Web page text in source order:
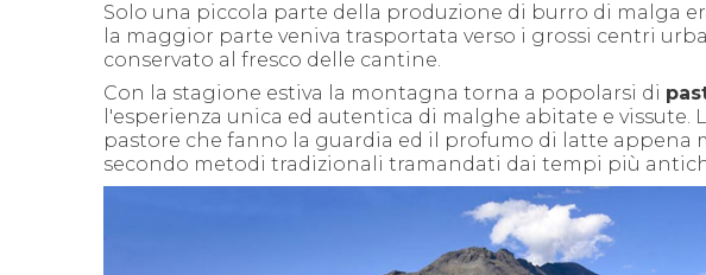
Solo una piccola parte della produzione di burro di malga
la maggior parte veniva trasportata verso i grossi centri
conservato al fresco delle cantine.
Con la stagione estiva la montagna torna a popolarsi di
l'esperienza unica ed autentica di malghe abitate e
pastore che fanno la guardia ed il profumo di latte appena
secondo metodi tradizionali tramandati dai tempi più